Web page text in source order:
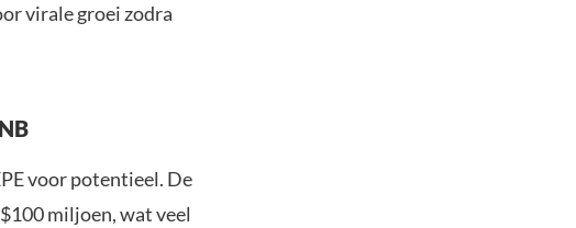
virale groei zodra
voor potentieel. De
miljoen, wat veel